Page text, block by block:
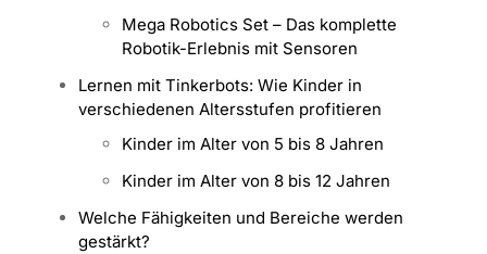
Mega Robotics Set – Das komplette
Robotik-Erlebnis mit Sensoren
Lernen mit Tinkerbots: Wie Kinder in
verschiedenen Altersstufen profitieren
Kinder im Alter von 5 bis 8 Jahren
Kinder im Alter von 8 bis 12 Jahren
Welche Fähigkeiten und Bereiche werden
gestärkt?